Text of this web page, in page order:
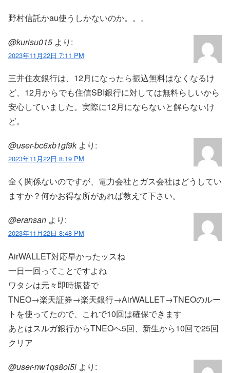
野村信託かau使うしかないのか。。。
@kurisu015 より:
2023年11月22日 7:11 PM
三井住友銀行は、12月になったら振込無料はなくなるけ
ど、12月からでも住信SBI銀行に対しては無料らしいから
安心していました。実際に12月にならないと解らないけ
ど。
@user-bc6xb1gf9k より:
2023年11月22日 8:19 PM
全く関係ないのですが、電力会社とガス会社はどうしてい
ますか？何かお得な所があれば教えて下さい。
@eransan より:
2023年11月22日 8:48 PM
AirWALLET対応早かったッスね
一日一回ってことですよね
ワタシは元々即時振替で
TNEO→楽天証券→楽天銀行→AirWALLET→TNEOのルー
トを使ってたので、これで10回は確保できます
あとはスルガ銀行からTNEOへ5回、新生から10回で25回
クリア
@user-nw1qs8oi5l より: